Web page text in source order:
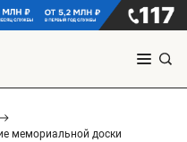
мемориальной доски